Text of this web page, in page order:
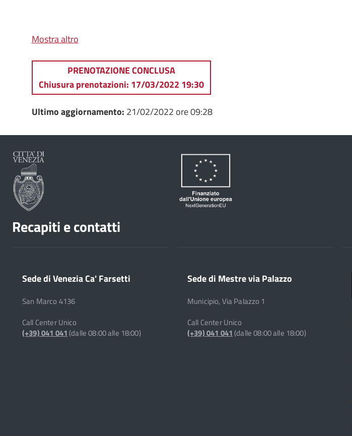
Mostra altro
PRENOTAZIONE CONCLUSA
Chiusura prenotazioni: 17/03/2022 19:30
Ultimo aggiornamento: 21/02/2022 ore 09:28
Recapiti e contatti
Sede di Venezia Ca' Farsetti
San Marco 4136
Call Center Unico
(+39) 041 041(dalle 08:00 alle 18:00)
Sede di Mestre via Palazzo
Municipio, Via Palazzo 1
Call Center Unico
(+39) 041 041(dalle 08:00 alle 18:00)